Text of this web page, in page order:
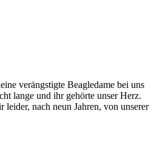
verängstigte Beagledame bei uns
lange und ihr gehörte unser Herz.
leider, nach neun Jahren, von unserer